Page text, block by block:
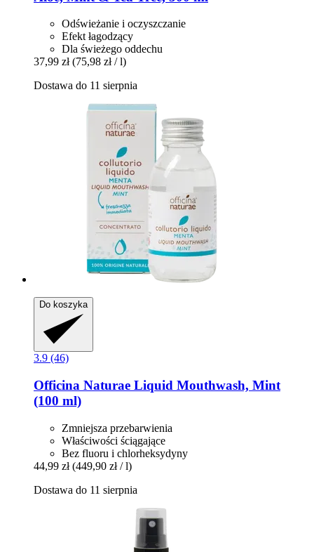
Odświeżanie i oczyszczanie
Efekt łagodzący
Dla świeżego oddechu
37,99 zł (75,98 zł / l)
Dostawa do 11 sierpnia
Do koszyka
3.9 (46)
Officina Naturae Liquid Mouthwash, Mint
(100 ml)
Zmniejsza przebarwienia
Właściwości ściągające
Bez fluoru i chlorheksydyny
44,99 zł (449,90 zł / l)
Dostawa do 11 sierpnia